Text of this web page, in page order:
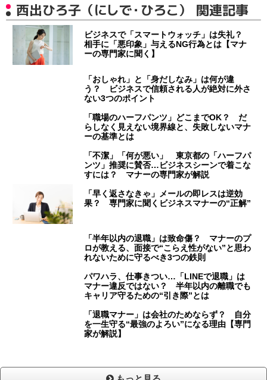
西出ひろ子（にしで・ひろこ） 関連記事
ビジネスで「スマートウォッチ」は失礼？
相手に「悪印象」与えるNG行為とは【マナ
ーの専門家に聞く】
「おしゃれ」と「身だしなみ」は何が違
う？ ビジネスで信頼される人が絶対に外さ
ない3つのポイント
「職場のハーフパンツ」どこまでOK？ だ
らしなく見えない境界線と、失敗しないマナ
ーの基準とは
「不潔」「何が悪い」 東京都の「ハーフパ
ンツ」推奨に賛否…ビジネスシーンで着こな
すには？ マナーの専門家が解説
「早く返さなきゃ」メールの即レスは逆効
果？ 専門家に聞くビジネスマナーの“正解”
「半年以内の退職」は致命傷？ マナーのプ
ロが教える、面接で“こらえ性がない”と思わ
れないために守るべき3つの鉄則
パワハラ、仕事きつい…「LINEで退職」は
マナー違反ではない？ 半年以内の離職でも
キャリア守るための“引き際”とは
「退職マナー」は会社のためならず？ 自分
を一生守る“最強のよろい”になる理由【専門
家が解説】